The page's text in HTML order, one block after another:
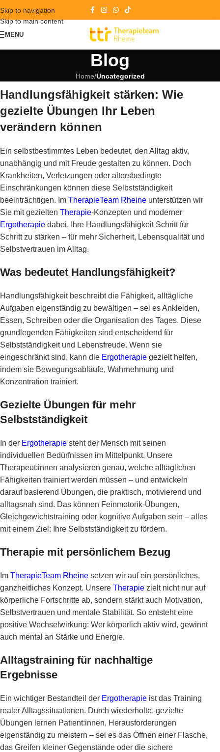
Skip to navigation
Skip to main content
MENU
Blog
Home/Uncategorized
Handlungsfähigkeit stärken: Wie
gezielte Übungen Ihr Leben
verändern können
Ein selbstbestimmtes Leben bedeutet, den Alltag aktiv,
unabhängig und mit Freude gestalten zu können. Doch
Krankheiten, Verletzungen oder altersbedingte
Einschränkungen können diese Selbstständigkeit
beeinträchtigen. Im TherapieTeam Rheine unterstützen wir
Sie mit gezielten Therapie-Konzepten und moderner
Ergotherapie dabei, Ihre Handlungsfähigkeit Schritt für
Schritt zu stärken – für mehr Sicherheit, Lebensqualität und
Selbstvertrauen im Alltag.
Was bedeutet Handlungsfähigkeit?
Handlungsfähigkeit beschreibt die Fähigkeit, alltägliche
Aufgaben eigenständig zu bewältigen – sei es Ankleiden,
Essen, Schreiben oder die Organisation des Tages. Diese
grundlegenden Fähigkeiten sind entscheidend für
Selbstständigkeit und Lebensfreude. Wenn sie
eingeschränkt sind, kann die Ergotherapie gezielt helfen,
indem sie Bewegungsabläufe, Wahrnehmung und
Konzentration trainiert.
Gezielte Übungen für mehr
Selbstständigkeit
In der Ergotherapie steht der Mensch mit seinen
individuellen Bedürfnissen im Mittelpunkt. Unsere
Therapeut:innen analysieren genau, welche alltäglichen
Fähigkeiten trainiert werden müssen – und entwickeln
darauf basierend Übungen, die praktisch, motivierend und
alltagsnah sind. Das können Feinmotorik-Übungen,
Gleichgewichtstraining oder kognitive Aufgaben sein – alles
mit einem Ziel: Ihre Selbstständigkeit zu fördern.
Therapie mit persönlichem Bezug
Im TherapieTeam Rheine setzen wir auf ein persönliches,
ganzheitliches Konzept. Unsere Therapie zielt nicht nur auf
körperliche Fortschritte ab, sondern stärkt auch Motivation,
Selbstvertrauen und mentale Stabilität. So entsteht eine
positive Wechselwirkung: Wer körperlich aktiv wird, gewinnt
auch mental an Stärke und Energie.
Alltagstraining für nachhaltige
Ergebnisse
Ein wichtiger Bestandteil der Ergotherapie ist das Training
realer Alltagssituationen. Durch wiederholte, gezielte
Übungen lernen Patient:innen, Herausforderungen
eigenständig zu meistern – sei es das Öffnen einer Flasche,
das Greifen kleiner Gegenstände oder die sichere